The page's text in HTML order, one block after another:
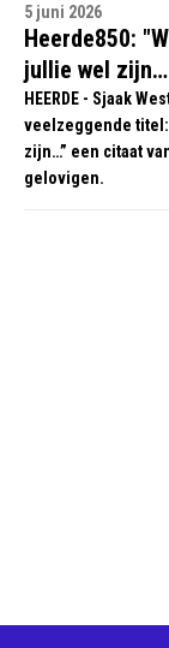
5 juni 2026
Heerde850:
jullie wel
HEERDE - Sjaak
veelzeggende titel:
zijn…” een citaat
gelovigen.